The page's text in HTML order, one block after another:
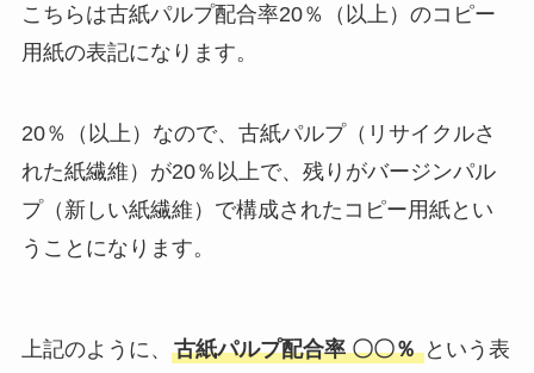
こちらは古紙パルプ配合率20％（以上）のコピー
用紙の表記になります。
20％（以上）なので、古紙パルプ（リサイクルさ
れた紙繊維）が20％以上で、残りがバージンパル
プ（新しい紙繊維）で構成されたコピー用紙とい
うことになります。
上記のように、 古紙パルプ配合率 〇〇％ という表